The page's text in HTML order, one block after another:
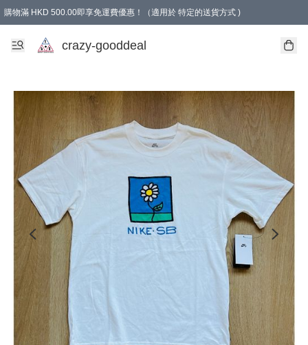
購物滿 HKD 500.00即享免運費優惠！（適用於 特定的送貨方式 )
成為會員可享免費禮品
crazy-gooddeal